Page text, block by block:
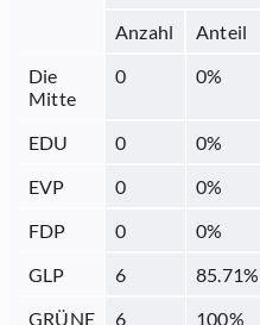
Anzahl
Anteil
Die
Mitte
0 0%
EDU 0 0%
EVP
0 0%
FDP
0 0%
GLP
6 85.71%
GRÜNE
6 100%